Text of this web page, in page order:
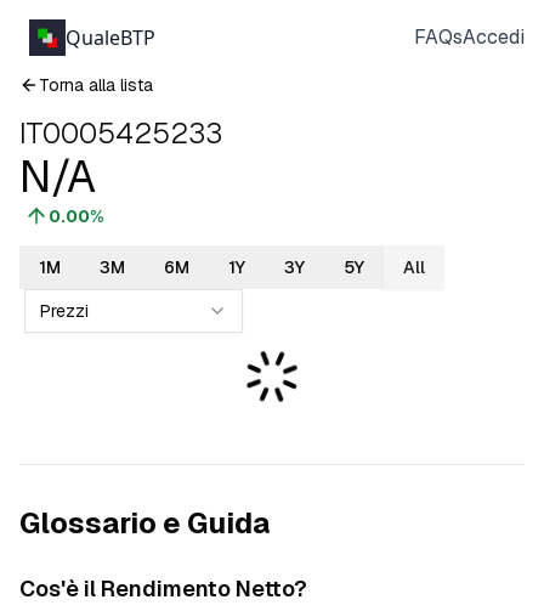
QualeBTP FAQsAccedi
Torna alla lista
IT0005425233
N/A
0.00%
1M 3M 6M 1Y 3Y 5Y
All
Prezzi
Glossario e Guida
Cos'è il Rendimento Netto?